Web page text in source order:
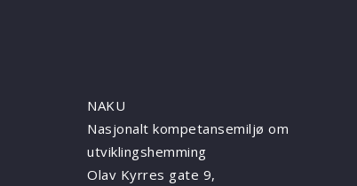
NAKU
Nasjonalt kompetansemiljø om
utviklingshemming
Olav Kyrres gate 9,